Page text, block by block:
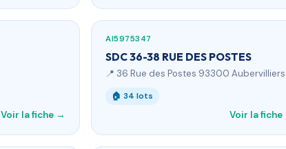
Voir la fiche →
AI5975347
SDC 36-38 RUE DES POSTES
📍 36 Rue des Postes 93300 Aubervilliers
🏠 34 lots
Voir la fiche